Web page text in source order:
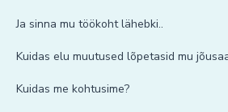
Ja sinna mu töökoht lähebki..
Kuidas elu muutused lõpetasid mu
Kuidas me kohtusime?